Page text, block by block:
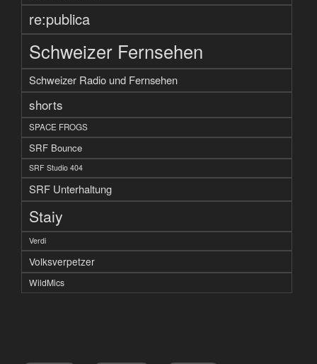
re:publica
Schweizer Fernsehen
Schweizer Radio und Fernsehen
shorts
SPACE FROGS
SRF Bounce
SRF Studio 404
SRF Unterhaltung
Staiy
Verdi
Volksverpetzer
WildMics